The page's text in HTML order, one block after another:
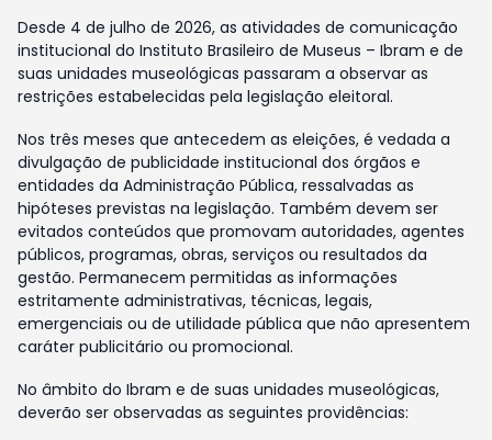
Desde 4 de julho de 2026, as atividades de comunicação
institucional do Instituto Brasileiro de Museus – Ibram e de
suas unidades museológicas passaram a observar as
restrições estabelecidas pela legislação eleitoral.
Nos três meses que antecedem as eleições, é vedada a
divulgação de publicidade institucional dos órgãos e
entidades da Administração Pública, ressalvadas as
hipóteses previstas na legislação. Também devem ser
evitados conteúdos que promovam autoridades, agentes
públicos, programas, obras, serviços ou resultados da
gestão. Permanecem permitidas as informações
estritamente administrativas, técnicas, legais,
emergenciais ou de utilidade pública que não apresentem
caráter publicitário ou promocional.
No âmbito do Ibram e de suas unidades museológicas,
deverão ser observadas as seguintes providências: